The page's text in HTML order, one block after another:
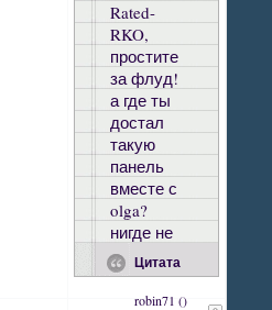
Цитата
robin71 ()
Rated-
RKO,
простите
за флуд!
а где ты
достал
такую
панель
вместе с
olga?
нигде не
могу
найти
ссылку с